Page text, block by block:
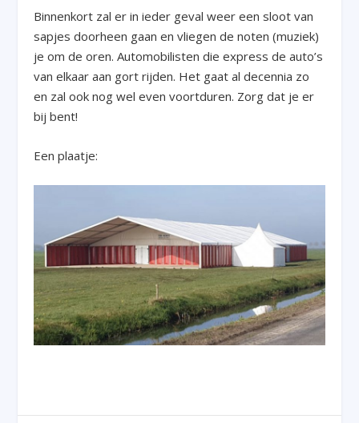
Binnenkort zal er in ieder geval weer een sloot van
sapjes doorheen gaan en vliegen de noten (muziek)
je om de oren. Automobilisten die express de auto’s
van elkaar aan gort rijden. Het gaat al decennia zo
en zal ook nog wel even voortduren. Zorg dat je er
bij bent!
Een plaatje: